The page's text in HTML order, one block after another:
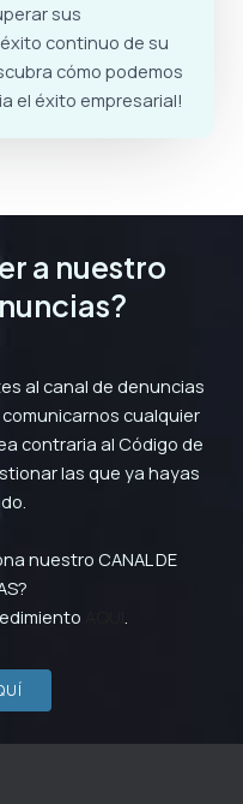
sus
continuo de su
cómo podemos
el éxito empresarial!
a nuestro
al canal de denuncias
comunicarnos cualquier
contraria al Código de
las que ya hayas
nuestro CANAL DE
.